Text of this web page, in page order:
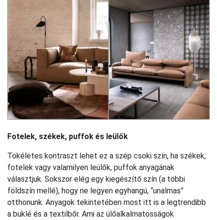
Fotelek, székek, puffok és leülők
Tökéletes kontraszt lehet ez a szép csoki szín, ha székek,
fotelek vagy valamilyen leülők, puffok anyagának
választjuk. Sokszor elég egy kiegészítő szín (a többi
földszín mellé), hogy ne legyen egyhangú, “unalmas”
otthonunk. Anyagok tekintetében most itt is a legtrendibb
a buklé és a textilbőr. Ami az ülőalkalmatosságok